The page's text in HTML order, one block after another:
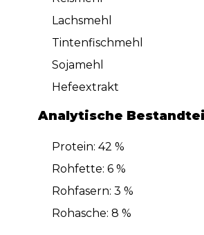
Lachsmehl
Tintenfischmehl
Sojamehl
Hefeextrakt
Analytische
Protein: 42 %
Rohfette: 6 %
Rohfasern: 3 %
Rohasche: 8 %